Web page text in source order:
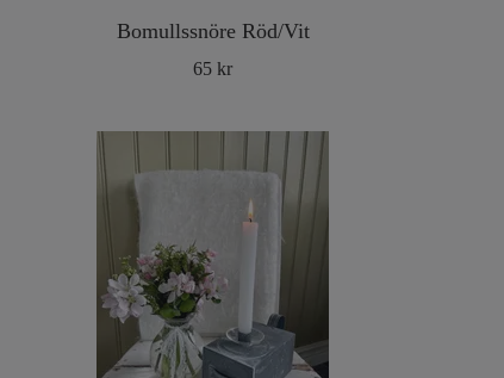
Bomullssnöre Röd/Vit
65 kr